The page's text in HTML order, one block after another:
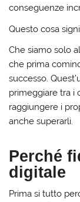
conseguenze
Questo cosa
Che siamo solo
che prima
successo.
primeggiare tra i
raggiungere i
anche superarli.
Perché
digitale
Prima si tutto